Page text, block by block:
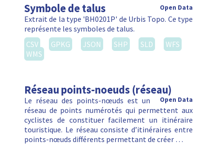
Symbole de talus Open Data
Extrait de la type 'BH0201P' de Urbis Topo. Ce type
représente les symboles de talus.
CSV
GPKG JSON SHP SLD
WFS
WMS
Réseau points-noeuds (réseau)
Open Data
Le réseau des points-nœuds est un
réseau de points numérotés qui permettent aux
cyclistes de constituer facilement un itinéraire
touristique. Le réseau consiste d’itinéraires entre
points-nœuds différents permettant de créer …